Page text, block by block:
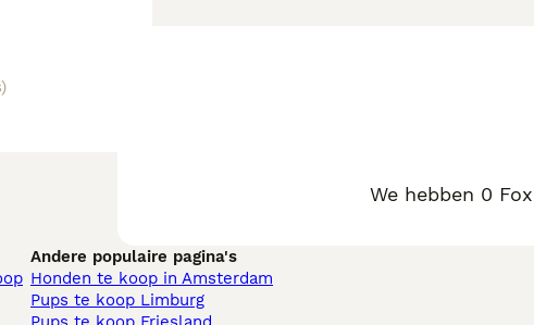
We hebben 0
Andere populaire pagina's
Honden te koop in Amsterdam
Pups te koop Limburg​